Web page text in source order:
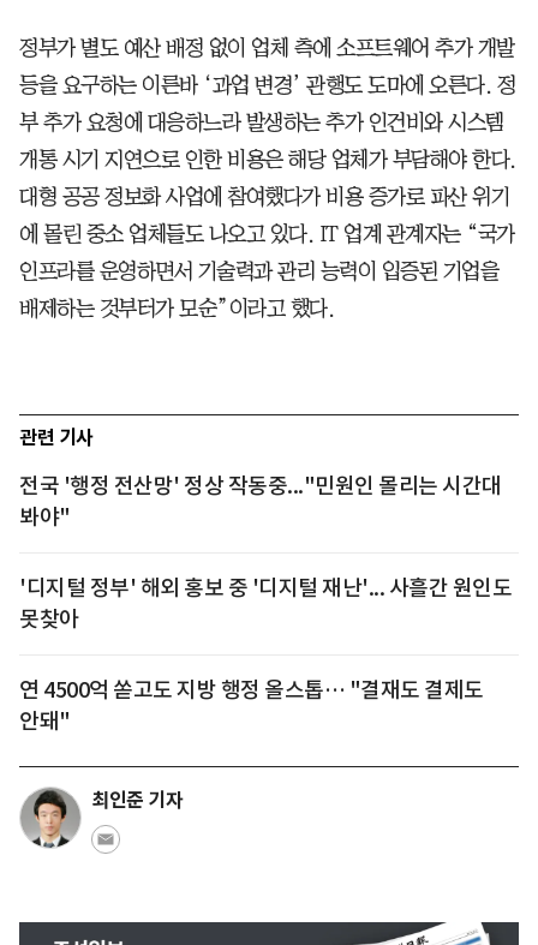
정부가 별도 예산 배정 없이 업체 측에 소프트웨어 추가 개발
등을 요구하는 이른바 ‘과업 변경’ 관행도 도마에 오른다. 정
부 추가 요청에 대응하느라 발생하는 추가 인건비와 시스템
개통 시기 지연으로 인한 비용은 해당 업체가 부담해야 한다.
대형 공공 정보화 사업에 참여했다가 비용 증가로 파산 위기
에 몰린 중소 업체들도 나오고 있다. IT 업계 관계자는 “국가
인프라를 운영하면서 기술력과 관리 능력이 입증된 기업을
배제하는 것부터가 모순”이라고 했다.
관련 기사
전국 '행정 전산망' 정상 작동중..."민원인 몰리는 시간대
봐야"
'디지털 정부' 해외 홍보 중 '디지털 재난'... 사흘간 원인도
못찾아
연 4500억 쏟고도 지방 행정 올스톱… "결재도 결제도
안돼"
최인준 기자